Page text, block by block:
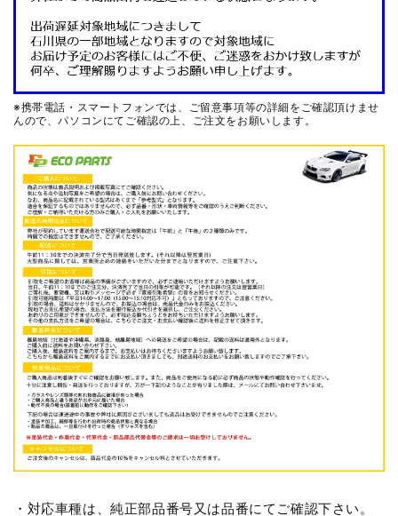
※携帯電話・スマートフォンでは、ご留意事項等の詳細をご確認頂けませ
んので、パソコンにてご確認の上、ご注文をお願いします。
・対応車種は、純正部品番号又は品番にてご確認下さい。